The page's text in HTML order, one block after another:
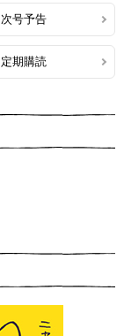
次号予告
定期購読